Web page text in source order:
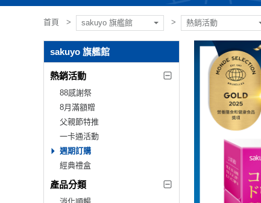
首頁 sakuyo 旗艦館 熱銷活動
sakuyo 旗艦館
熱銷活動
88感謝祭
8月滿額贈
父親節特推
一卡通活動
週期訂購
經典禮盒
產品分類
消化順暢